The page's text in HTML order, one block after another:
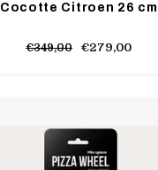
Cocotte Citroen 26 cm
€349,00 €279,00